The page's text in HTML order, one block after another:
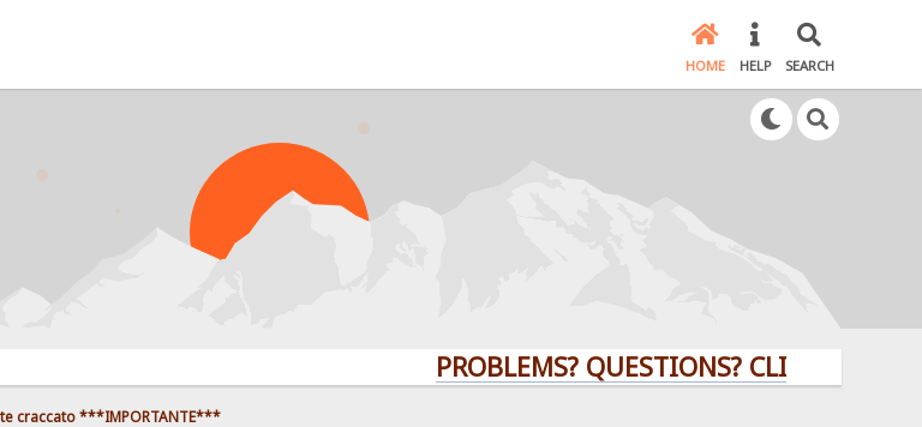
HOME HELP SEARCH
PROBLEMS? QUESTIONS? CLICK HERE!
craccato ***IMPORTANTE***